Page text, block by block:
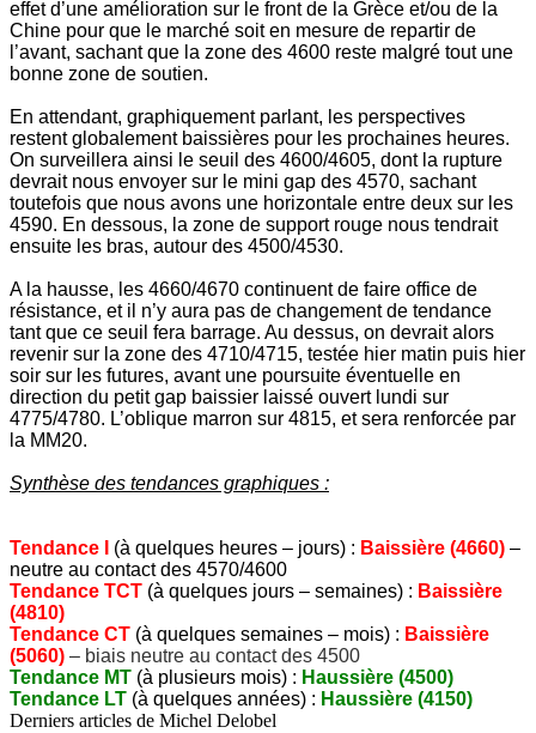
effet d’une amélioration sur le front de la Grèce et/ou de la
Chine pour que le marché soit en mesure de repartir de
l’avant, sachant que la zone des 4600 reste malgré tout une
bonne zone de soutien.
En attendant, graphiquement parlant, les perspectives
restent globalement baissières pour les prochaines heures.
On surveillera ainsi le seuil des 4600/4605, dont la rupture
devrait nous envoyer sur le mini gap des 4570, sachant
toutefois que nous avons une horizontale entre deux sur les
4590. En dessous, la zone de support rouge nous tendrait
ensuite les bras, autour des 4500/4530.
A la hausse, les 4660/4670 continuent de faire office de
résistance, et il n’y aura pas de changement de tendance
tant que ce seuil fera barrage. Au dessus, on devrait alors
revenir sur la zone des 4710/4715, testée hier matin puis hier
soir sur les futures, avant une poursuite éventuelle en
direction du petit gap baissier laissé ouvert lundi sur
4775/4780. L’oblique marron sur 4815, et sera renforcée par
la MM20.
Synthèse des tendances graphiques :
Tendance I (à quelques heures – jours) : Baissière (4660) –
neutre au contact des 4570/4600
Tendance TCT (à quelques jours – semaines) : Baissière
(4810)
Tendance CT (à quelques semaines – mois) : Baissière
(5060) – biais neutre au contact des 4500
Tendance MT (à plusieurs mois) : Haussière (4500)
Tendance LT (à quelques années) : Haussière (4150)
Derniers articles de Michel Delobel